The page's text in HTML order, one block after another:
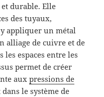
durable. Elle
des tuyaux,
appliquer un métal
alliage de cuivre et de
espaces entre les
permet de créer
auxpressions de
le système de